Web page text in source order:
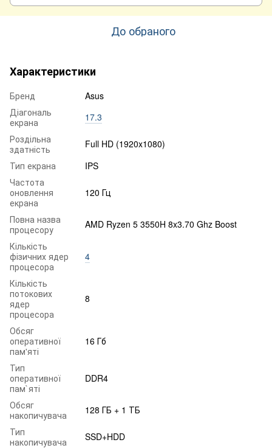
До обраного
Характеристики
Бренд
Asus
Діагональ
екрана
17.3
Роздільна
здатність
Full HD (1920x1080)
Тип екрана
IPS
Частота
оновлення
екрана
120 Гц
Повна назва
процесору
AMD Ryzen 5 3550H 8x3.70 Ghz Boost
Кількість
фізичних ядер
процесора
4
Кількість
потокових
ядер
процесора
8
Обсяг
оперативної
пам'яті
16 Гб
Тип
оперативної
пам`яті
DDR4
Обсяг
накопичувача
128 ГБ + 1 ТБ
Тип
накопичувача
SSD+HDD